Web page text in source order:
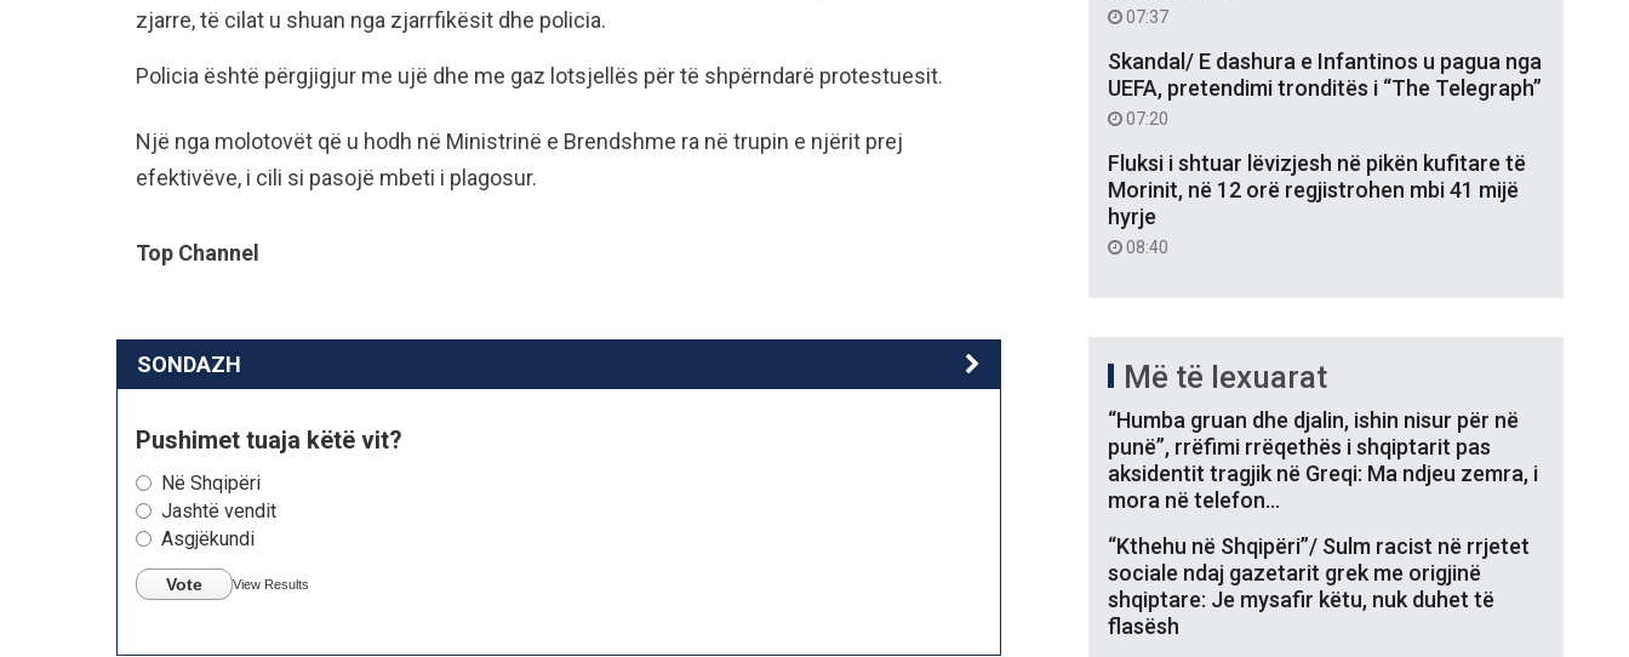
zjarre, të cilat u shuan nga zjarrfikësit dhe policia.
Policia është përgjigjur me ujë dhe me gaz lotsjellës për të shpërndarë protestuesit.
Një nga molotovët që u hodh në Ministrinë e Brendshme ra në trupin e njërit prej
efektivëve, i cili si pasojë mbeti i plagosur.
Top Channel
SONDAZH
Pushimet tuaja këtë vit?
Në Shqipëri
Jashtë vendit
Asgjëkundi
Vote View Results
07:37
Skandal/ E dashura e Infantinos u pagua nga
UEFA, pretendimi tronditës i “The Telegraph”
07:20
Fluksi i shtuar lëvizjesh në pikën kufitare të
Morinit, në 12 orë regjistrohen mbi 41 mijë
hyrje
08:40
Më të lexuarat
“Humba gruan dhe djalin, ishin nisur për në
punë”, rrëfimi rrëqethës i shqiptarit pas
aksidentit tragjik në Greqi: Ma ndjeu zemra, i
mora në telefon…
“Kthehu në Shqipëri”/ Sulm racist në rrjetet
sociale ndaj gazetarit grek me origjinë
shqiptare: Je mysafir këtu, nuk duhet të
flasësh